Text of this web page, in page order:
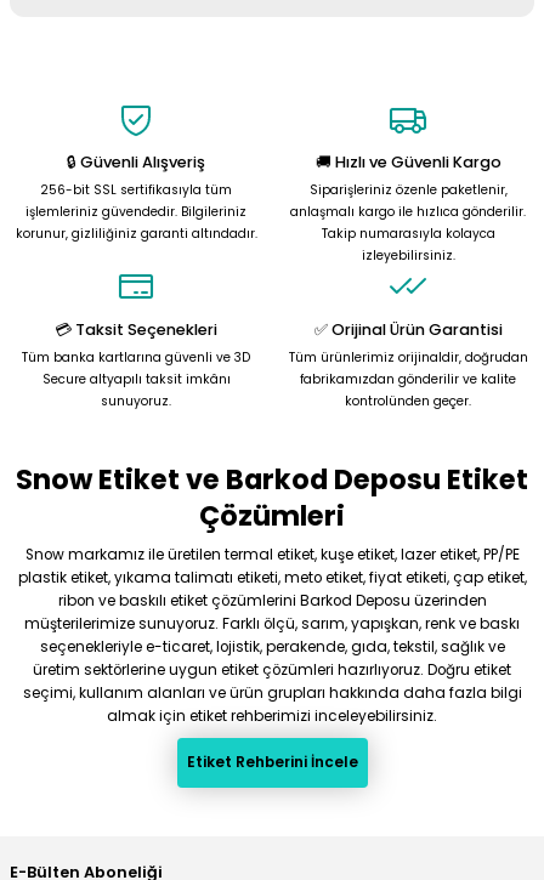
Görüş ve önerileriniz için teşekkür ederiz.
Ürün resmi kalitesiz, bozuk veya görüntülenemiyor.
Ürün açıklamasında eksik bilgiler bulunuyor.
Ürün bilgilerinde hatalar bulunuyor.
Ürün fiyatı diğer sitelerden daha pahalı.
Gönder
🔒 Güvenli Alışveriş
256-bit SSL sertifikasıyla tüm
işlemleriniz güvendedir. Bilgileriniz
korunur, gizliliğiniz garanti altındadır.
🚚 Hızlı ve Güvenli Kargo
Siparişleriniz özenle paketlenir,
anlaşmalı kargo ile hızlıca gönderilir.
Takip numarasıyla kolayca
izleyebilirsiniz.
💳 Taksit Seçenekleri
Tüm banka kartlarına güvenli ve 3D
Secure altyapılı taksit imkânı
sunuyoruz.
✅ Orijinal Ürün Garantisi
Tüm ürünlerimiz orijinaldir, doğrudan
fabrikamızdan gönderilir ve kalite
kontrolünden geçer.
Snow Etiket ve Barkod Deposu Etiket
Çözümleri
Snow markamız ile üretilen termal etiket, kuşe etiket, lazer etiket, PP/PE
plastik etiket, yıkama talimatı etiketi, meto etiket, fiyat etiketi, çap etiket,
ribon ve baskılı etiket çözümlerini Barkod Deposu üzerinden
müşterilerimize sunuyoruz. Farklı ölçü, sarım, yapışkan, renk ve baskı
seçenekleriyle e-ticaret, lojistik, perakende, gıda, tekstil, sağlık ve
üretim sektörlerine uygun etiket çözümleri hazırlıyoruz. Doğru etiket
seçimi, kullanım alanları ve ürün grupları hakkında daha fazla bilgi
almak için etiket rehberimizi inceleyebilirsiniz.
Etiket Rehberini İncele
E-Bülten Aboneliği